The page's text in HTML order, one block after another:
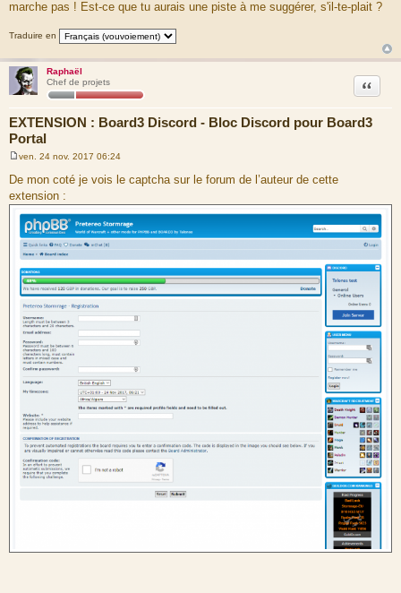
marche pas ! Est-ce que tu aurais une piste à me suggérer, s'il-te-plait ?
Traduire en
Raphaël
Chef de projets
EXTENSION : Board3 Discord - Bloc Discord pour Board3
Portal
Citation
s
s
a
g
ven. 24 nov. 2017 06:24
De mon coté je vois le captcha sur le forum de l’auteur de cette
extension :